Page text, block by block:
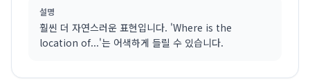
설명
훨씬 더 자연스러운 표현입니다. 'Where is the
location of...'는 어색하게 들릴 수 있습니다.